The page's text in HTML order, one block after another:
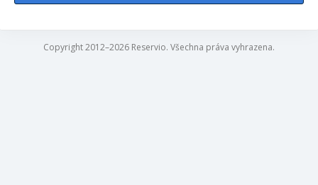
Copyright 2012–2026 Reservio. Všechna práva vyhrazena.